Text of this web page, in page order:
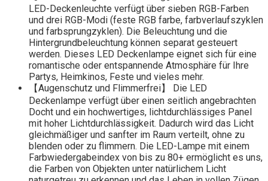
LED-Deckenleuchte verfügt über sieben RGB-Farben
und drei RGB-Modi (feste RGB farbe, farbverlaufszyklen
und farbsprungzyklen). Die Beleuchtung und die
Hintergrundbeleuchtung können separat gesteuert
werden. Dieses LED Deckenlampe eignet sich für eine
romantische oder entspannende Atmosphäre für Ihre
Partys, Heimkinos, Feste und vieles mehr.
【Augenschutz und Flimmerfrei】 Die LED
Deckenlampe verfügt über einen seitlich angebrachten
Docht und ein hochwertiges, lichtdurchlässiges Panel
mit hoher Lichtdurchlässigkeit. Dadurch wird das Licht
gleichmäßiger und sanfter im Raum verteilt, ohne zu
blenden oder zu flimmern. Die LED-Lampe mit einem
Farbwiedergabeindex von bis zu 80+ ermöglicht es uns,
die Farben von Objekten unter natürlichem Licht